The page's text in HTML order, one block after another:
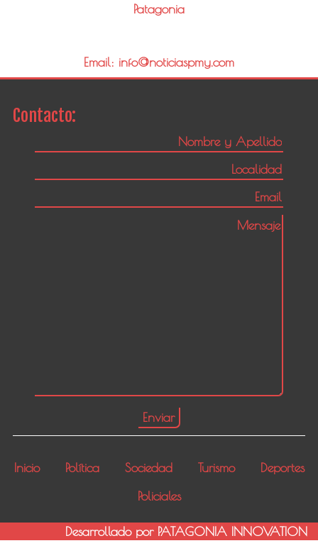
Patagonia
Email: info@noticiaspmy.com
Contacto:
Inicio Política Sociedad Turismo
Deportes
Policiales
Desarrollado por PATAGONIA INNOVATION